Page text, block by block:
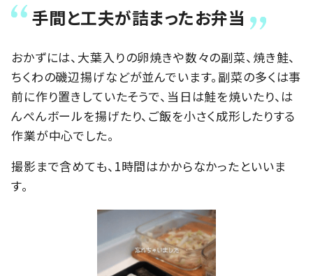
手間と工夫が詰まったお弁当
おかずには、大葉入りの卵焼きや数々の副菜、焼き鮭、
ちくわの磯辺揚げなどが並んでいます。副菜の多くは事
前に作り置きしていたそうで、当日は鮭を焼いたり、は
んぺんボールを揚げたり、ご飯を小さく成形したりする
作業が中心でした。
撮影まで含めても、1時間はかからなかったといいま
す。